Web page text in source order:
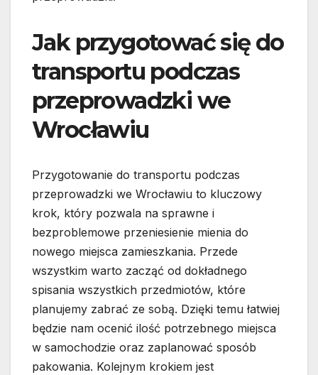
Jak przygotować się do
transportu podczas
przeprowadzki we
Wrocławiu
Przygotowanie do transportu podczas
przeprowadzki we Wrocławiu to kluczowy
krok, który pozwala na sprawne i
bezproblemowe przeniesienie mienia do
nowego miejsca zamieszkania. Przede
wszystkim warto zacząć od dokładnego
spisania wszystkich przedmiotów, które
planujemy zabrać ze sobą. Dzięki temu łatwiej
będzie nam ocenić ilość potrzebnego miejsca
w samochodzie oraz zaplanować sposób
pakowania. Kolejnym krokiem jest